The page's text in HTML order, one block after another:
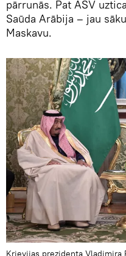
pārrunās. Pat ASV
Saūda Arābija – jau
Maskavu.
Krievijas prezidenta Vladimira